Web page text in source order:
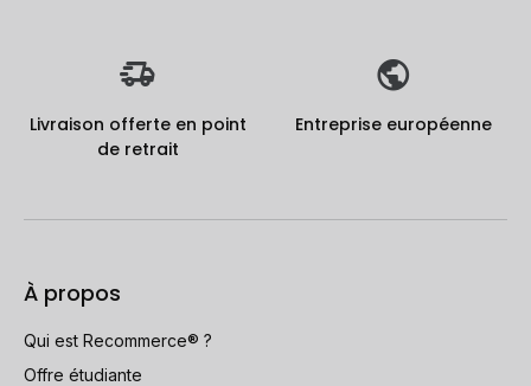
Livraison offerte en point
de retrait
Entreprise européenne
À propos
Qui est Recommerce® ?
Offre étudiante